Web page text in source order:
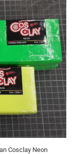
Cosclay Neon